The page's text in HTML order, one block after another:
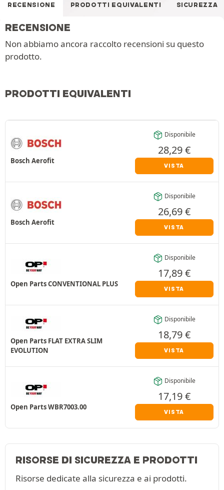
RECENSIONE PRODOTTI EQUIVALENTI SICUREZZA
RECENSIONE
Non abbiamo ancora raccolto recensioni su questo
prodotto.
PRODOTTI EQUIVALENTI
Bosch Aerofit
Disponibile
28,29€
VISTA
Bosch Aerofit
Disponibile
26,69€
VISTA
Open Parts CONVENTIONAL PLUS
Disponibile
17,89€
VISTA
Open Parts FLAT EXTRA SLIM
EVOLUTION
Disponibile
18,79€
VISTA
Open Parts WBR7003.00
Disponibile
17,19€
VISTA
RISORSE DI SICUREZZA E PRODOTTI
Risorse dedicate alla sicurezza e ai prodotti.